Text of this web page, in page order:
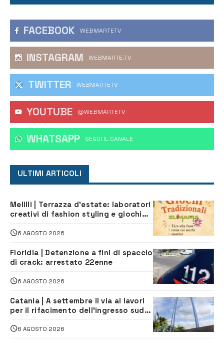
FACEBOOK WEBMARTETV
INSTAGRAM WEBMARTE.TV
TWITTER WEBMARTETV
YOUTUBE @WEBMARTETV
WHATSAPP ‎SEGUI IL CANALE
ULTIMI ARTICOLI
Melilli | Terrazza d’estate: laboratori
creativi di fashion styling e giochi
iscriversi
6 AGOSTO 2026
Floridia | Detenzione a fini di spaccio
di crack: arrestato 22enne
6 AGOSTO 2026
Catania | A settembre il via ai lavori
per il rifacimento dell’ingresso sud
6 AGOSTO 2026